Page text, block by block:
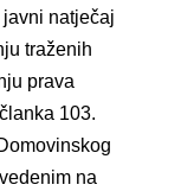
natječaj
traženih
prava
103.
na